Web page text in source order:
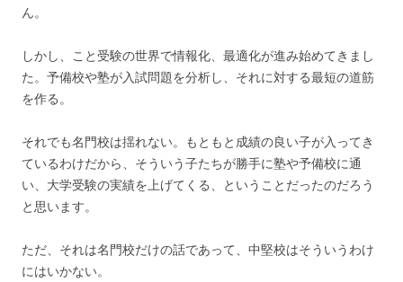
ん。
しかし、こと受験の世界で情報化、最適化が進み始めてきまし
た。予備校や塾が入試問題を分析し、それに対する最短の道筋
を作る。
それでも名門校は揺れない。もともと成績の良い子が入ってき
ているわけだから、そういう子たちが勝手に塾や予備校に通
い、大学受験の実績を上げてくる、ということだったのだろう
と思います。
ただ、それは名門校だけの話であって、中堅校はそういうわけ
にはいかない。